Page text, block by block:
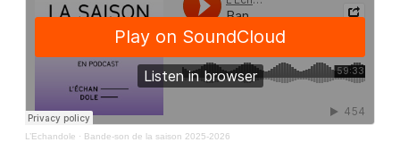
L’Echandole · Bande-son de la saison 2025-2026